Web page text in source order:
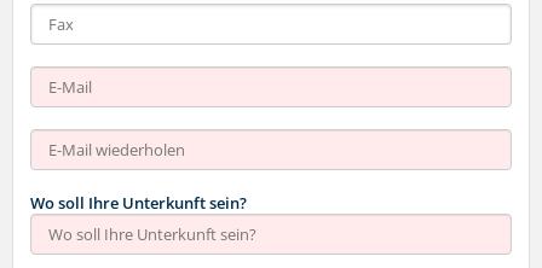
Wo soll Ihre Unterkunft sein?